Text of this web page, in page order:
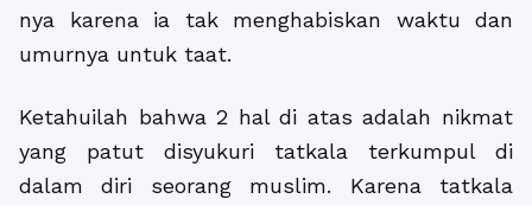
nya karena ia tak menghabiskan waktu dan
umurnya untuk taat.
Ketahuilah bahwa 2 hal di atas adalah nikmat
yang patut disyukuri tatkala terkumpul di
dalam diri seorang muslim. Karena tatkala